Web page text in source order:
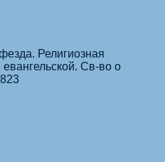
Религиозная
Св-во о